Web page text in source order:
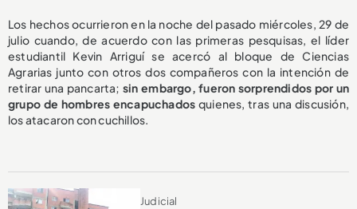
Los hechos ocurrieron en la noche del pasado miércoles, 29 de
julio cuando, de acuerdo con las primeras pesquisas, el líder
estudiantil Kevin Arriguí se acercó al bloque de Ciencias
Agrarias junto con otros dos compañeros con la intención de
retirar una pancarta;sin embargo, fueron sorprendidos por un
grupo de hombres encapuchados quienes, tras una discusión,
los atacaron con cuchillos.
Judicial